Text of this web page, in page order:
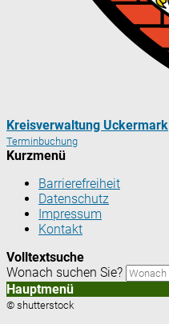
Kreisverwaltung Uckermark
Terminbuchung
Kurzmenü
Barrierefreiheit
Datenschutz
Impressum
Kontakt
Volltextsuche
Wonach suchen Sie?
Hauptmenü
© shutterstock